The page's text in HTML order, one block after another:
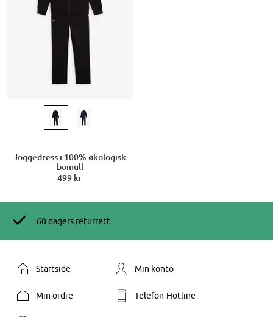
Joggedress i 100% økologisk
bomull
499 kr
60 dagers returrett
Startside Min konto
Min ordre Telefon-Hotline